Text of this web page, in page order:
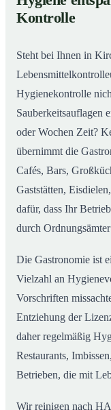
02
die man sieht
Kontrolle
Steht bei Ihnen in
Hygienekontrolle
Sauberkeitsauflagen
oder Wochen Zeit?
übernimmt die
Cafés, Bars,
Gaststätten,
dafür, dass Ihr
durch
Die Gastronomie ist
Vielzahl an
Vorschriften
Entziehung der
daher regelmäßig
Restaurants,
Betrieben, die mit
Wir reinigen nach